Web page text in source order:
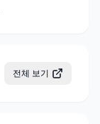
전체 보기